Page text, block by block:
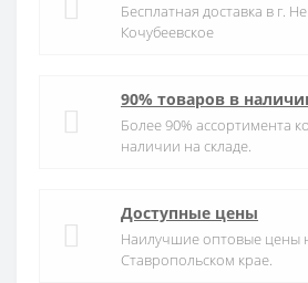
Бесплатная доставка в г.
Кочубеевское
90% товаров в
Более 90% ассортимента
наличии на складе.
Доступные цены
Наилучшие оптовые цены
Ставропольском крае.